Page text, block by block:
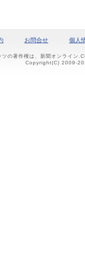
お問合せ 個人
の著作権は、新聞オンライン
Copyright(C) 2009-